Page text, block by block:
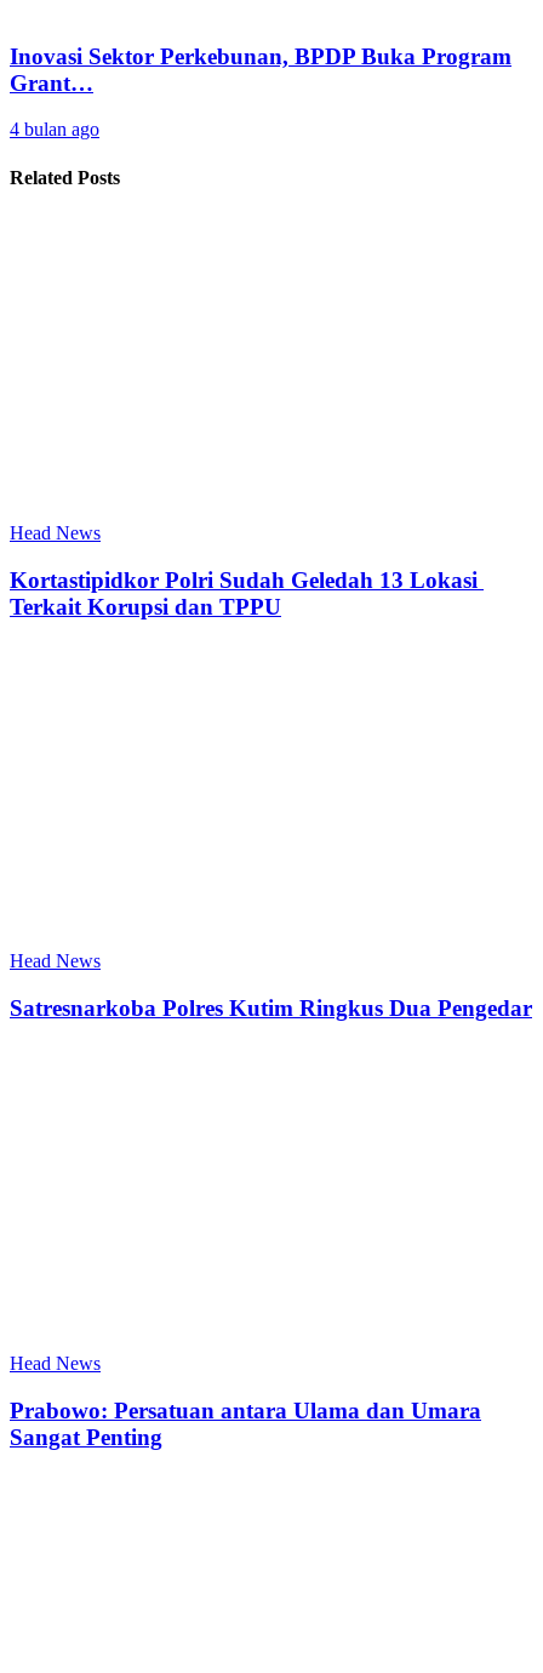
Inovasi Sektor Perkebunan, BPDP Buka Program
Grant…
4 bulan ago
Related Posts
Head News
Kortastipidkor Polri Sudah Geledah 13 Lokasi
Terkait Korupsi dan TPPU
Head News
Satresnarkoba Polres Kutim Ringkus Dua Pengedar
Head News
Prabowo: Persatuan antara Ulama dan Umara
Sangat Penting